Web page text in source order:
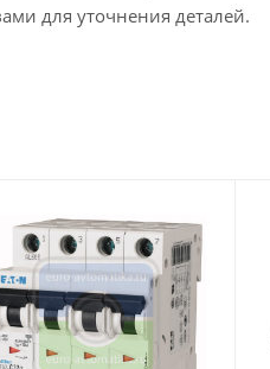
для уточнения деталей.